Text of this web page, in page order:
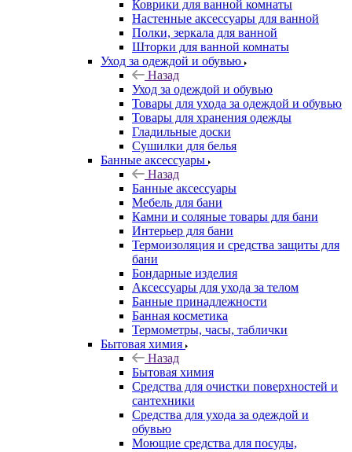
Коврики для ванной комнаты
Настенные аксессуары для ванной
Полки, зеркала для ванной
Шторки для ванной комнаты
Уход за одеждой и обувью
Назад
Уход за одеждой и обувью
Товары для ухода за одеждой и обувью
Товары для хранения одежды
Гладильные доски
Сушилки для белья
Банные аксессуары
Назад
Банные аксессуары
Мебель для бани
Камни и соляные товары для бани
Интерьер для бани
Термоизоляция и средства защиты для
бани
Бондарные изделия
Аксеcсуары для ухода за телом
Банные принадлежности
Банная косметика
Термометры, часы, таблички
Бытовая химия
Назад
Бытовая химия
Средства для очистки поверхностей и
сантехники
Средства для ухода за одеждой и
обувью
Моющие средства для посуды,